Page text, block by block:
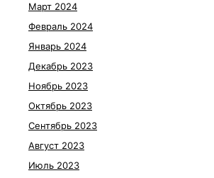
Март 2024
Февраль 2024
Январь 2024
Декабрь 2023
Ноябрь 2023
Октябрь 2023
Сентябрь 2023
Август 2023
Июль 2023